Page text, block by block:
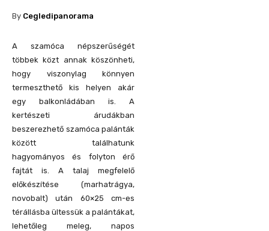
By Cegledipanorama
A szamóca népszerűségét
többek közt annak köszönheti,
hogy viszonylag könnyen
termeszthető kis helyen akár
egy balkonládában is. A
kertészeti árudákban
beszerezhető szamóca palánták
között találhatunk
hagyományos és folyton érő
fajtát is. A talaj megfelelő
előkészítése (marhatrágya,
novobalt) után 60×25 cm-es
térállásba ültessük a palántákat,
lehetőleg meleg, napos